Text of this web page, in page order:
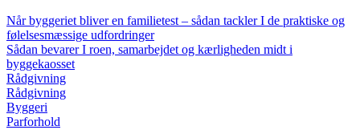
Når byggeriet bliver en familietest – sådan tackler I de praktiske og
følelsesmæssige udfordringer
Sådan bevarer I roen, samarbejdet og kærligheden midt i
byggekaosset
Rådgivning
Rådgivning
Byggeri
Parforhold